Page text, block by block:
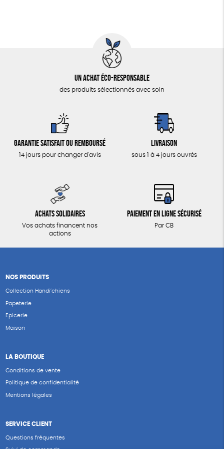
Un achat éco-responsable
des produits sélectionnés avec soin
Garantie satisfait ou remboursé
14 jours pour changer d'avis
Livraison
sous 1 à 4 jours ouvrés
Achats solidaires
Vos achats financent nos
actions
Paiement en ligne sécurisé
Par CB
NOS PRODUITS
Collection Handi’chiens
Papeterie
Epicerie
Maison
LA BOUTIQUE
Conditions de vente
Politique de confidentialité
Mentions légales
SERVICE CLIENT
Questions fréquentes